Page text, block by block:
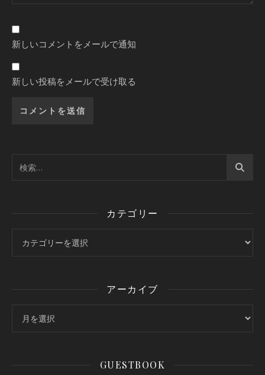
新しいコメントをメールで通知
新しい投稿をメールで受け取る
カテゴリー
アーカイブ
GUESTBOOK